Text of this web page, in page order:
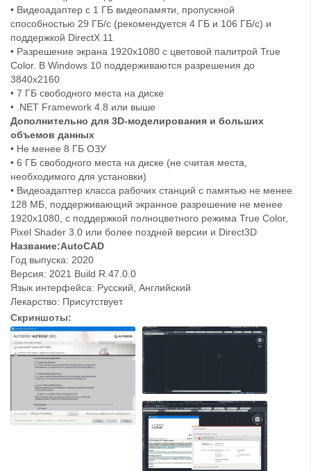
• Видеоадаптер с 1 ГБ видеопамяти, пропускной
способностью 29 ГБ/с (рекомендуется 4 ГБ и 106 ГБ/с) и
поддержкой DirectX 11
• Разрешение экрана 1920x1080 с цветовой палитрой True
Color. В Windows 10 поддерживаются разрешения до
3840x2160
• 7 ГБ свободного места на диске
• .NET Framework 4.8 или выше
Дополнительно для 3D-моделирования и больших
объемов данных
• Не менее 8 ГБ ОЗУ
• 6 ГБ свободного места на диске (не считая места,
необходимого для установки)
• Видеоадаптер класса рабочих станций с памятью не менее
128 МБ, поддерживающий экранное разрешение не менее
1920x1080, с поддержкой полноцветного режима True Color,
Pixel Shader 3.0 или более поздней версии и Direct3D
Название:AutoCAD
Год выпуска: 2020
Версия: 2021 Build R.47.0.0
Язык интерфейса: Русский, Английский
Лекарство: Присутствует
Скриншоты: